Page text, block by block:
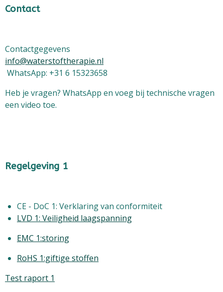
Contact
Contactgegevens
info@waterstoftherapie.nl
WhatsApp: +31 6 15323658
Heb je vragen? WhatsApp en voeg bij technische vragen
een video toe.
Regelgeving 1
CE - DoC 1: Verklaring van conformiteit
LVD 1: Veiligheid laagspanning
EMC 1:storing
RoHS 1:giftige stoffen
Test raport 1